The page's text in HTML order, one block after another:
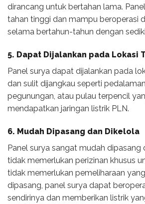
dirancang untuk bertahan lama.
tahan tinggi dan mampu beroperasi
selama bertahun-tahun dengan
5. Dapat Dijalankan pada Lokasi
Panel surya dapat dijalankan pada
dan sulit dijangkau seperti
pegunungan, atau pulau terpencil
mendapatkan jaringan listrik PLN.
6. Mudah Dipasang dan Dikelola
Panel surya sangat mudah dipasang
tidak memerlukan perizinan khusus
tidak memerlukan pemeliharaan
dipasang, panel surya dapat
sendirinya dan memberikan listrik